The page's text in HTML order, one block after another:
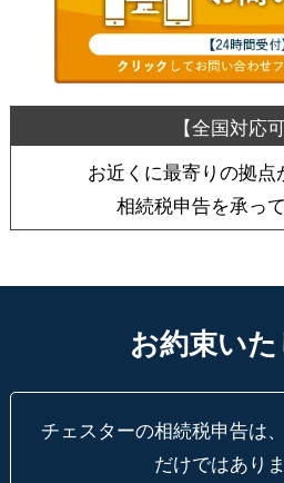
お近くに最寄りの拠点
相続税申告を承っ
お約束い
チェスターの相続税申告は
だけではありま